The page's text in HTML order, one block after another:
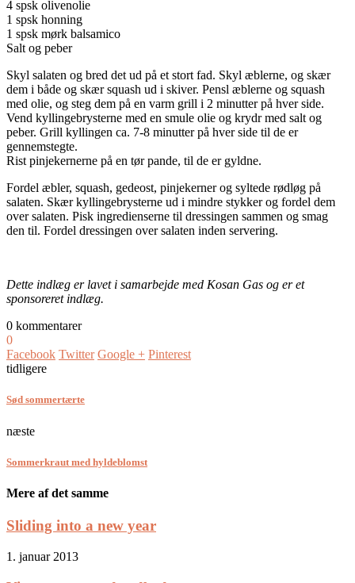
4 spsk olivenolie
1 spsk honning
1 spsk mørk balsamico
Salt og peber
Skyl salaten og bred det ud på et stort fad. Skyl æblerne, og skær
dem i både og skær squash ud i skiver. Pensl æblerne og squash
med olie, og steg dem på en varm grill i 2 minutter på hver side.
Vend kyllingebrysterne med en smule olie og krydr med salt og
peber. Grill kyllingen ca. 7-8 minutter på hver side til de er
gennemstegte.
Rist pinjekernerne på en tør pande, til de er gyldne.
Fordel æbler, squash, gedeost, pinjekerner og syltede rødløg på
salaten. Skær kyllingebrysterne ud i mindre stykker og fordel dem
over salaten. Pisk ingredienserne til dressingen sammen og smag
den til. Fordel dressingen over salaten inden servering.
Dette indlæg er lavet i samarbejde med Kosan Gas og er et
sponsoreret indlæg.
0 kommentarer
0
Facebook Twitter Google + Pinterest
tidligere
Sød sommertærte
næste
Sommerkraut med hyldeblomst
Mere af det samme
Sliding into a new year
1. januar 2013